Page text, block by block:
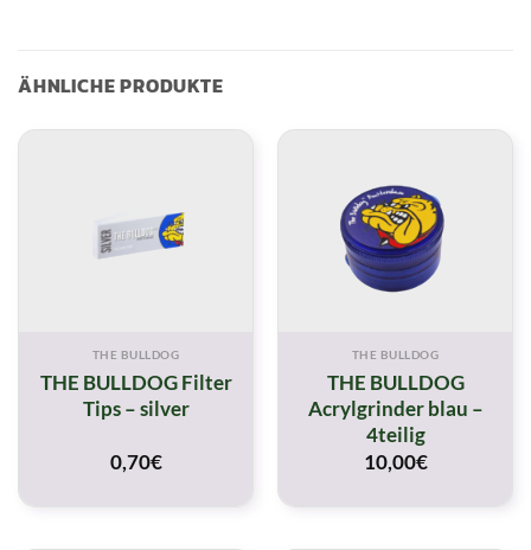
ÄHNLICHE PRODUKTE
THE BULLDOG
THE BULLDOG Filter
Tips – silver
0,70€
THE BULLDOG
THE BULLDOG
Acrylgrinder blau –
4teilig
10,00€